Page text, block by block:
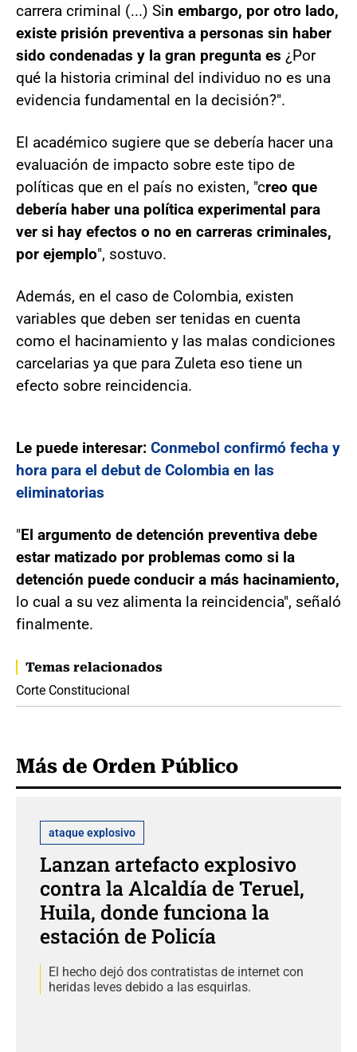
carrera criminal (...) Sin embargo, por otro lado,
existe prisión preventiva a personas sin haber
sido condenadas y la gran pregunta es ¿Por
qué la historia criminal del individuo no es una
evidencia fundamental en la decisión?".
El académico sugiere que se debería hacer una
evaluación de impacto sobre este tipo de
políticas que en el país no existen, "creo que
debería haber una política experimental para
ver si hay efectos o no en carreras criminales,
por ejemplo", sostuvo.
Además, en el caso de Colombia, existen
variables que deben ser tenidas en cuenta
como el hacinamiento y las malas condiciones
carcelarias ya que para Zuleta eso tiene un
efecto sobre reincidencia.
Le puede interesar: Conmebol confirmó fecha y
hora para el debut de Colombia en las
eliminatorias
"El argumento de detención preventiva debe
estar matizado por problemas como si la
detención puede conducir a más hacinamiento,
lo cual a su vez alimenta la reincidencia", señaló
finalmente.
Temas relacionados
Corte Constitucional
Más de Orden Público
ataque explosivo
Lanzan artefacto explosivo
contra la Alcaldía de Teruel,
Huila, donde funciona la
estación de Policía
El hecho dejó dos contratistas de internet con
heridas leves debido a las esquirlas.